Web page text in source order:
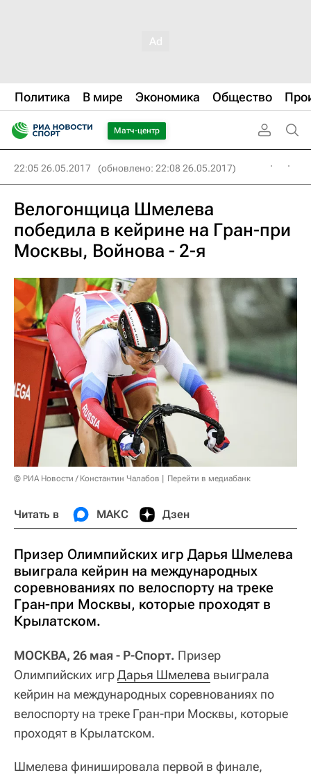
Политика В мире Экономика Общество
Матч-центр
22:05 26.05.2017 (обновлено: 22:08 26.05.2017)
Велогонщица Шмелева
победила в кейрине на Гран-при
Москвы, Войнова - 2-я
© РИА Новости / Константин Чалабов Перейти в медиабанк
Читать в МАКС Дзен
Призер Олимпийских игр Дарья Шмелева
выиграла кейрин на международных
соревнованиях по велоспорту на треке
Гран-при Москвы, которые проходят в
Крылатском.
МОСКВА, 26 мая - Р-Спорт. Призер
Олимпийских игрДарья Шмелева выиграла
кейрин на международных соревнованиях по
велоспорту на треке Гран-при Москвы, которые
проходят в Крылатском.
Шмелева финишировала первой в финале,